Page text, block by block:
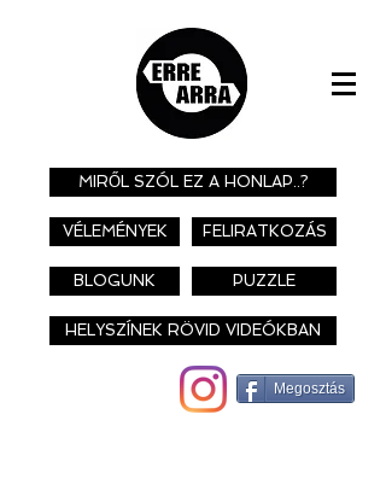
MIRŐL SZÓL EZ A HONLAP..?
VÉLEMÉNYEK FELIRATKOZÁS
BLOGUNK PUZZLE
HELYSZÍNEK RÖVID VIDEÓKBAN
Megosztás